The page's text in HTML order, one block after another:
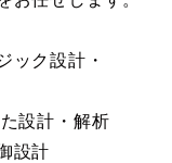
ック設計・
設計・解析
設計